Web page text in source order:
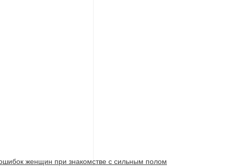
женщин при знакомстве с сильным полом